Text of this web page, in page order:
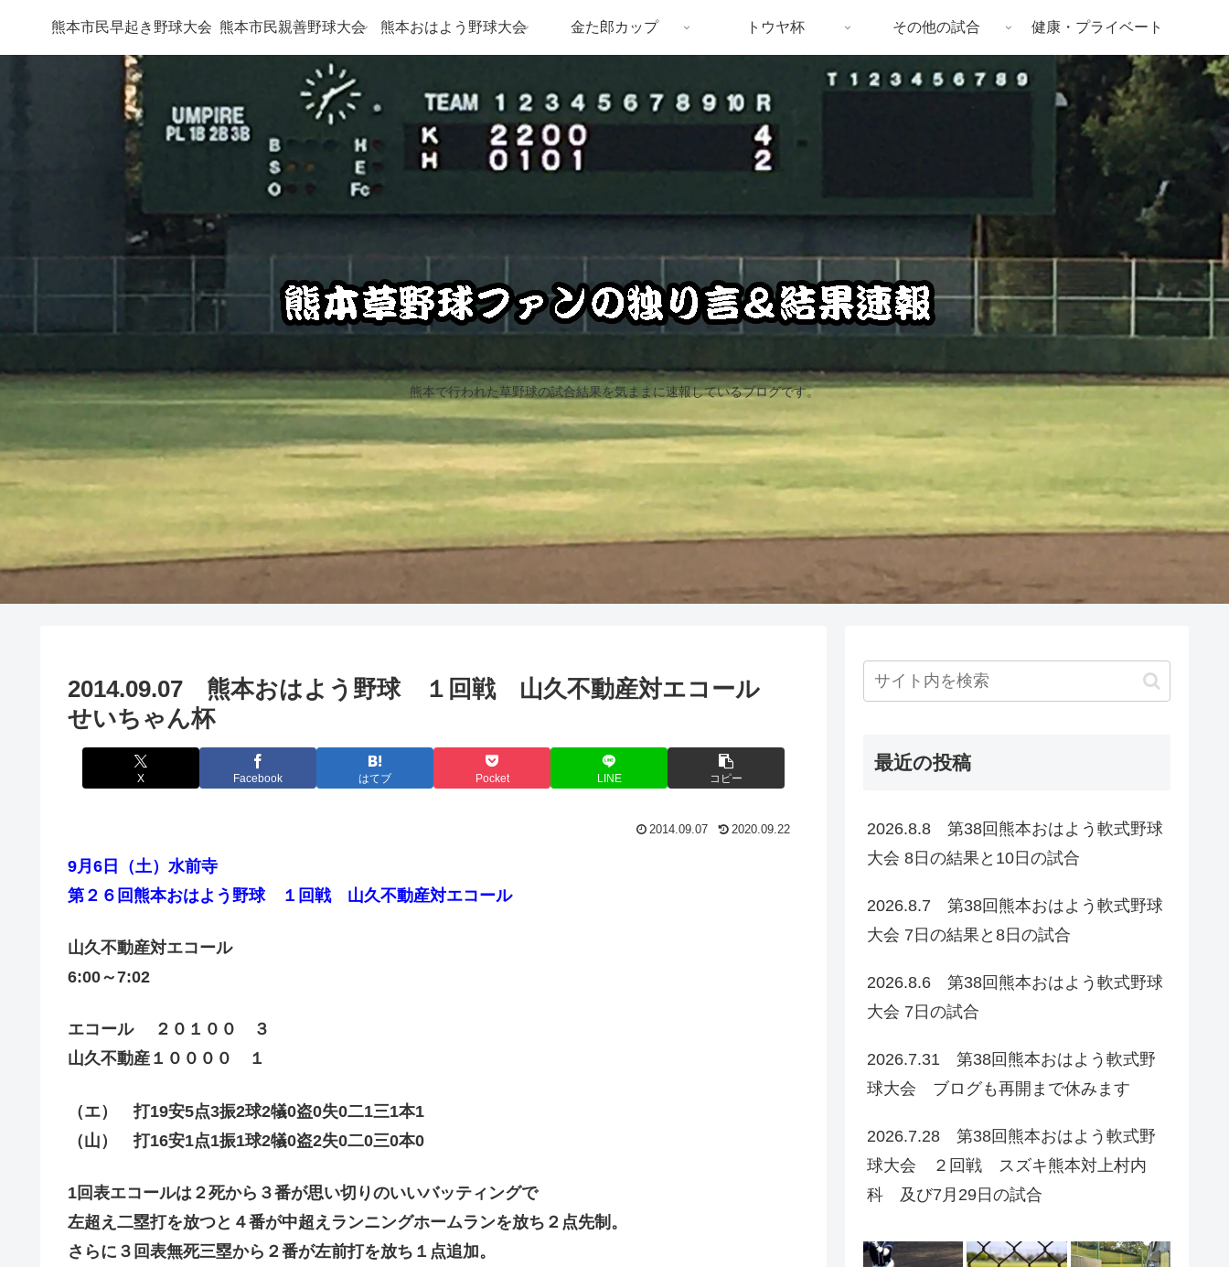
熊本で行われた草野球の試合結果を気ままに速報しているブログです。
熊本市民早起き野球大会 熊本市民親善野球大会 熊本おはよう野球大会 金た郎カップ トウヤ杯 その他の試合 健康・プライベート
2014.09.07 熊本おはよう野球 １回戦 山久不動産対エコール
せいちゃん杯
X Facebook はてブ Pocket LINE コピー
2014.09.07 2020.09.22
9月6日（土）水前寺
第２６回熊本おはよう野球 １回戦 山久不動産対エコール
山久不動産対エコール
6:00～7:02
エコール ２０１００ ３
山久不動産１００００ １
（エ） 打19安5点3振2球2犠0盗0失0二1三1本1
（山） 打16安1点1振1球2犠0盗2失0二0三0本0
1回表エコールは２死から３番が思い切りのいいバッティングで
左超え二塁打を放つと４番が中超えランニングホームランを放ち２点先制。
さらに３回表無死三塁から２番が左前打を放ち１点追加。
最近の投稿
2026.8.8 第38回熊本おはよう軟式野球
大会 8日の結果と10日の試合
2026.8.7 第38回熊本おはよう軟式野球
大会 7日の結果と8日の試合
2026.8.6 第38回熊本おはよう軟式野球
大会 7日の試合
2026.7.31 第38回熊本おはよう軟式野
球大会 ブログも再開まで休みます
2026.7.28 第38回熊本おはよう軟式野
球大会 ２回戦 スズキ熊本対上村内
科 及び7月29日の試合